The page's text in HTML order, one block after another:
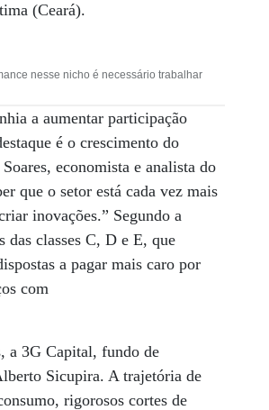
(Ceará).
nesse nicho é necessário trabalhar
a aumentar participação
é o crescimento do
economista e analista do
que o setor está cada vez mais
inovações.” Segundo a
das classes C, D e E, que
a pagar mais caro por
com
a 3G Capital, fundo de
Sicupira. A trajetória de
rigorosos cortes de